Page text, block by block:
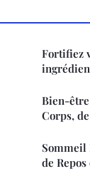
Fortifiez
Bien-
Corps,
Sommeil
de